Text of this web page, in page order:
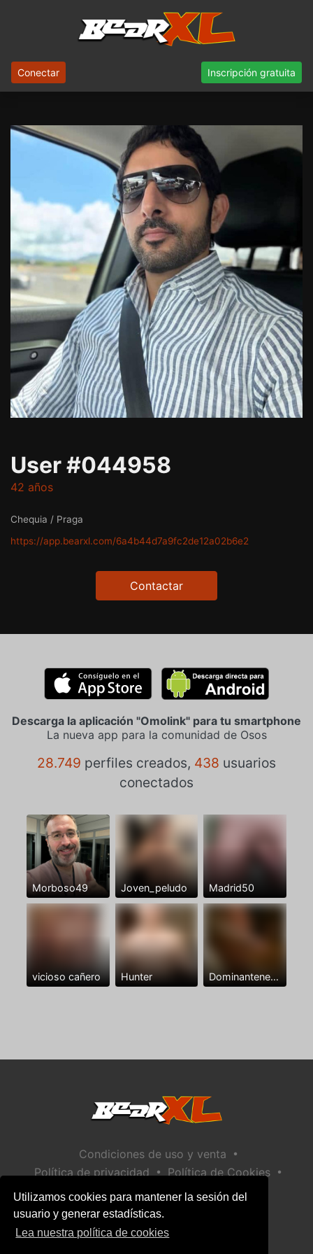
Utilizamos cookies para mantener la sesión del
usuario y generar estadísticas.
Lea nuestra política de cookies
Conectar Inscripción gratuita
User #044958
42 años
Chequia / Praga
https://app.bearxl.com/6a4b44d7a9fc2de12a02b6e2
Contactar
Descarga la aplicación "Omolink" para tu smartphone
La nueva app para la comunidad de Osos
28.749 perfiles creados, 438 usuarios
conectados
Morboso49 Joven_peludo Madrid50
vicioso cañero Hunter Dominantenegro ya
Condiciones de uso y venta •
Política de privacidad • Política de Cookies •
Política de seguridad infantil
Ayuda / Contactar